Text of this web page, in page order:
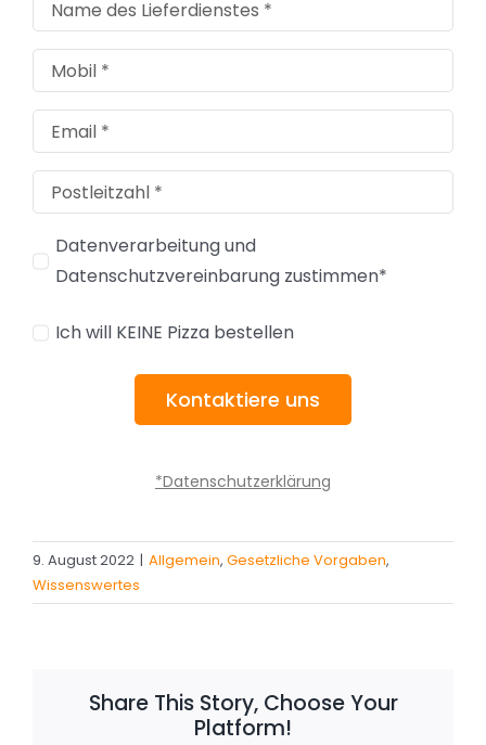
Datenverarbeitung und
Datenschutzvereinbarung zustimmen*
Ich will KEINE Pizza bestellen
Kontaktiere uns
*Datenschutzerklärung
9. August 2022 | Allgemein, Gesetzliche Vorgaben,
Wissenswertes
Share This Story, Choose Your
Platform!